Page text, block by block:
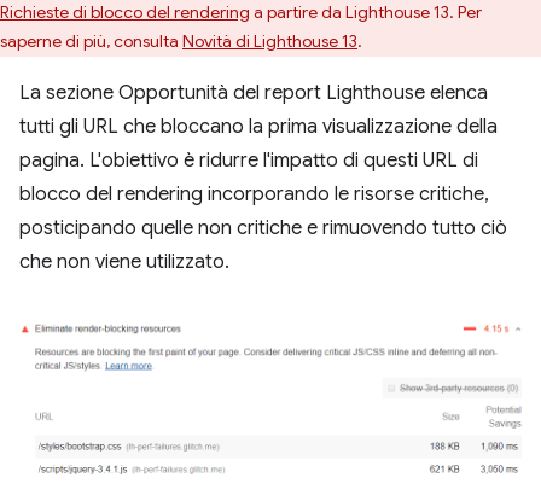
Richieste di blocco del rendering a partire da Lighthouse 13. Per
saperne di più, consulta Novità di Lighthouse 13.
La sezione Opportunità del report Lighthouse elenca
tutti gli URL che bloccano la prima visualizzazione della
pagina. L'obiettivo è ridurre l'impatto di questi URL di
blocco del rendering incorporando le risorse critiche,
posticipando quelle non critiche e rimuovendo tutto ciò
che non viene utilizzato.